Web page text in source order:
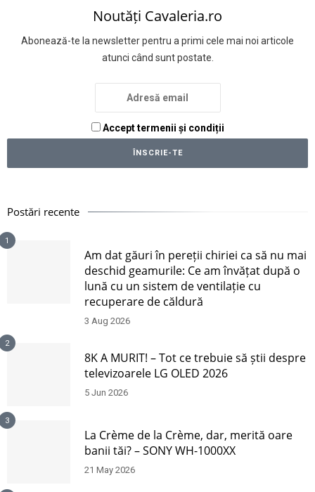
Noutăți Cavaleria.ro
Abonează-te la newsletter pentru a primi cele mai noi articole
atunci când sunt postate.
Accept termenii și condiții
Postări recente
1
Am dat găuri în pereții chiriei ca să nu mai
deschid geamurile: Ce am învățat după o
lună cu un sistem de ventilație cu
recuperare de căldură
3 Aug 2026
2
8K A MURIT! – Tot ce trebuie să știi despre
televizoarele LG OLED 2026
5 Jun 2026
3
La Crème de la Crème, dar, merită oare
banii tăi? – SONY WH-1000XX
21 May 2026